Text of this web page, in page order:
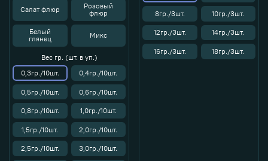
Салат флюр
Розовый
флюр
Белый
глянец
Микс
Вес гр. (шт. в уп.)
0,3гр./10шт.
0,4гр./10шт.
0,5гр./10шт. 0,6гр./10шт.
0,8гр./10шт. 1,0гр./10шт.
1,5гр./10шт. 2,0гр./10шт.
2,5гр./10шт. 3,0гр./10шт.
8гр./3шт. 10гр./3шт.
12гр./3шт. 14гр./3шт.
16гр./3шт. 18гр./3шт.